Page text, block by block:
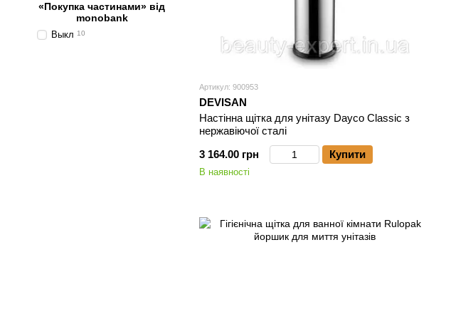
Артикул: 900953
DEVISAN
Настінна щітка для унітазу Daycо Classic з
нержавіючої сталі
3 164.00 грн
Купити
В наявності
«Покупка частинами» від
monobank
Выкл 10